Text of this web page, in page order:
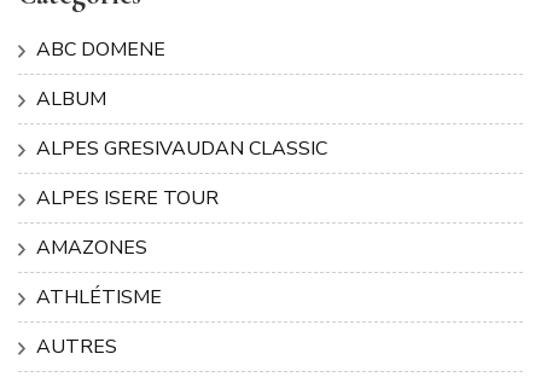
ABC DOMENE
ALBUM
ALPES GRESIVAUDAN CLASSIC
ALPES ISERE TOUR
AMAZONES
ATHLÉTISME
AUTRES